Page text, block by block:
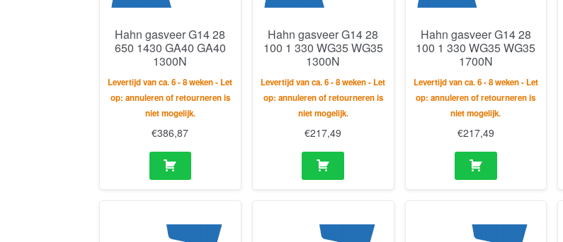
Hahn gasveer G14 28
650 1430 GA40 GA40
1300N
Levertijd van ca. 6 - 8 weken - Let
op: annuleren of retourneren is
niet mogelijk.
€386,87
Hahn gasveer G14 28
100 1 330 WG35 WG35
1300N
Levertijd van ca. 6 - 8 weken - Let
op: annuleren of retourneren is
niet mogelijk.
€217,49
Hahn gasveer G14 28
100 1 330 WG35 WG35
1700N
Levertijd van ca. 6 - 8 weken - Let
op: annuleren of retourneren is
niet mogelijk.
€217,49